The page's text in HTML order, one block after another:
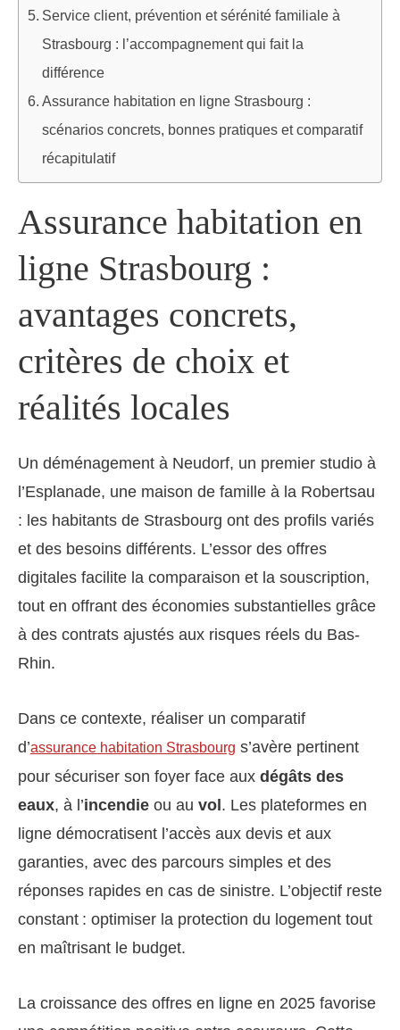
Service client, prévention et sérénité familiale à
Strasbourg : l’accompagnement qui fait la
différence
Assurance habitation en ligne Strasbourg :
scénarios concrets, bonnes pratiques et comparatif
récapitulatif
Assurance habitation en
ligne Strasbourg :
avantages concrets,
critères de choix et
réalités locales
Un déménagement à Neudorf, un premier studio à
l’Esplanade, une maison de famille à la Robertsau
: les habitants de Strasbourg ont des profils variés
et des besoins différents. L’essor des offres
digitales facilite la comparaison et la souscription,
tout en offrant des économies substantielles grâce
à des contrats ajustés aux risques réels du Bas-
Rhin.
Dans ce contexte, réaliser un comparatif
d’assurance habitation Strasbourg s’avère pertinent
pour sécuriser son foyer face aux dégâts des
eaux, à l’incendie ou au vol. Les plateformes en
ligne démocratisent l’accès aux devis et aux
garanties, avec des parcours simples et des
réponses rapides en cas de sinistre. L’objectif reste
constant : optimiser la protection du logement tout
en maîtrisant le budget.
La croissance des offres en ligne en 2025 favorise